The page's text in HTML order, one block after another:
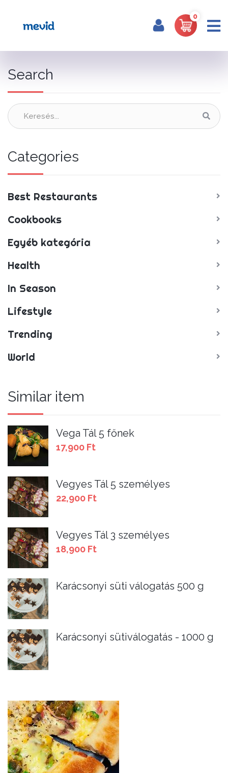
0
Search
Categories
Best Restaurants
Cookbooks
Egyéb kategória
Health
In Season
Lifestyle
Trending
World
Similar item
Vega Tál 5 főnek
17,900 Ft
Vegyes Tál 5 személyes
22,900 Ft
Vegyes Tál 3 személyes
18,900 Ft
Karácsonyi süti válogatás 500 g
Karácsonyi sütiválogatás - 1000 g